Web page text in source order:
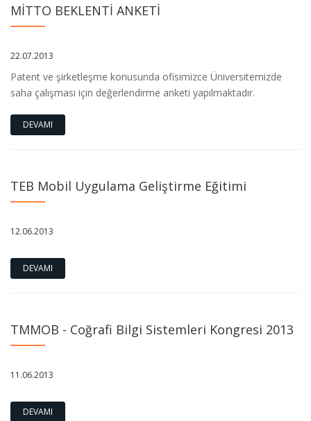
MİTTO BEKLENTİ ANKETİ
22.07.2013
Patent ve şirketleşme konusunda ofisimizce Üniversitemizde
saha çalışması için değerlendirme anketi yapılmaktadır.
DEVAMI
TEB Mobil Uygulama Geliştirme Eğitimi
12.06.2013
DEVAMI
TMMOB - Coğrafi Bilgi Sistemleri Kongresi 2013
11.06.2013
DEVAMI